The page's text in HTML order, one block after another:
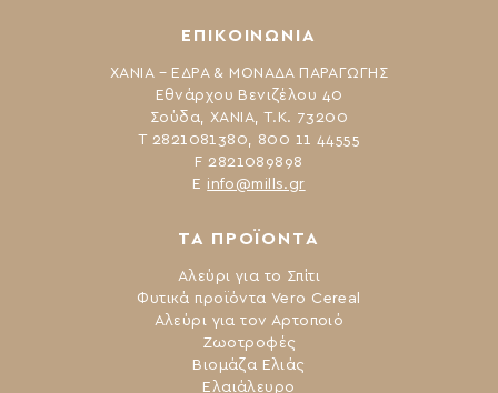
ΤΑ ΠΡΟΪΟΝΤΑ
Αλεύρι για το Σπίτι
Φυτικά προϊόντα Vero Cereal
Αλεύρι για τον Αρτοποιό
Ζωοτροφές
Βιομάζα Ελιάς
Ελαιάλευρο
ΕΠΙΚΟΙΝΩΝΙΑ
ΧΑΝΙΑ – ΕΔΡΑ & ΜΟΝΑΔΑ ΠΑΡΑΓΩΓΗΣ
Εθνάρχου Βενιζέλου 40
Σούδα, ΧΑΝΙΑ, Τ.Κ. 73200
Τ 2821081380, 800 11 44555
F 2821089898
Ε info@mills.gr